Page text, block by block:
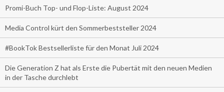
Promi-Buch Top- und Flop-Liste: August 2024
Media Control kürt den Sommerbeststeller 2024
#BookTok Bestsellerliste für den Monat Juli 2024
Die Generation Z hat als Erste die Pubertät mit den neuen Medien
in der Tasche durchlebt